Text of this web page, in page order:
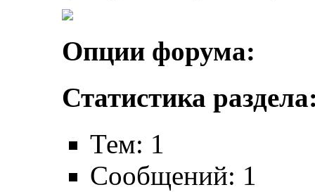
Опции форума:
Статистика
Тем: 1
Сообщений: 1